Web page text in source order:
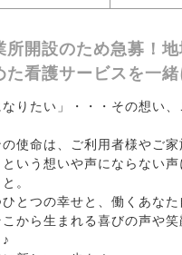
開設のため急募！地
た看護サービスを一緒
なりたい」・・・その想い
使命は、ご利用者様やご
いう想いや声にならない声
。
とつの幸せと、働くあな
から生まれる喜びの声や